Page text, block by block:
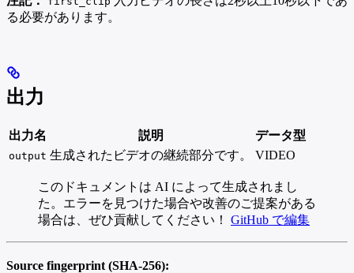
る必要があります。
出力
出力名 説明 データ型
output 生成されたビデオの継続部分です。 VIDEO
このドキュメントは AI によって生成されまし
た。エラーを見つけた場合や改善のご提案がある
場合は、ぜひ貢献してください！ GitHub で編集
Source fingerprint (SHA-256):